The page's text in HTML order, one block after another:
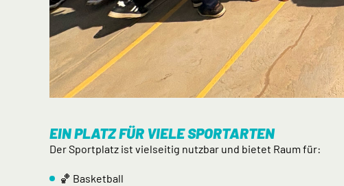
EIN PLATZ FÜR VIELE SPORTARTEN
Der Sportplatz ist vielseitig nutzbar und bietet Raum für:
🏀 Basketball